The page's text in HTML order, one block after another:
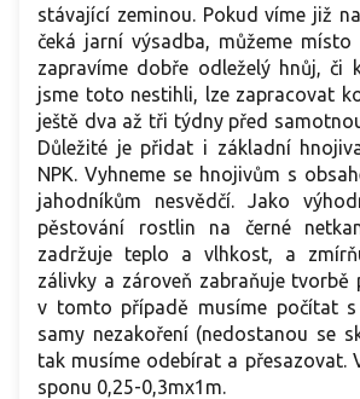
stávající zeminou. Pokud víme již
čeká jarní výsadba, můžeme
zapravíme dobře odleželý hnůj, či
jsme toto nestihli, lze zapracovat
ještě dva až tři týdny před
Důležité je přidat i základní
NPK. Vyhneme se hnojivům s
jahodníkům nesvědčí. Jako
pěstování rostlin na černé
zadržuje teplo a vlhkost, a
zálivky a zároveň zabraňuje tvorbě
v tomto případě musíme počítat
samy nezakoření (nedostanou se
tak musíme odebírat a přesazovat.
sponu 0,25-0,3mx1m.